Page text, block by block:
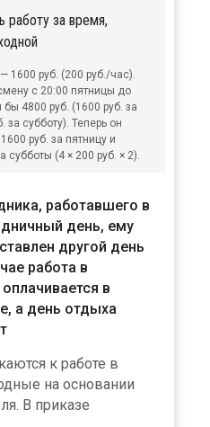
работу за время,
1600 руб. (200 руб./час).
с 20:00 пятницы до
4800 руб. (1600 руб. за
за субботу). Теперь он
руб. за пятницу и
субботы (4 × 200 руб. × 2).
работавшего в
день, ему
другой день
работа в
в
а день отдыха
к работе в
на основании
В приказе